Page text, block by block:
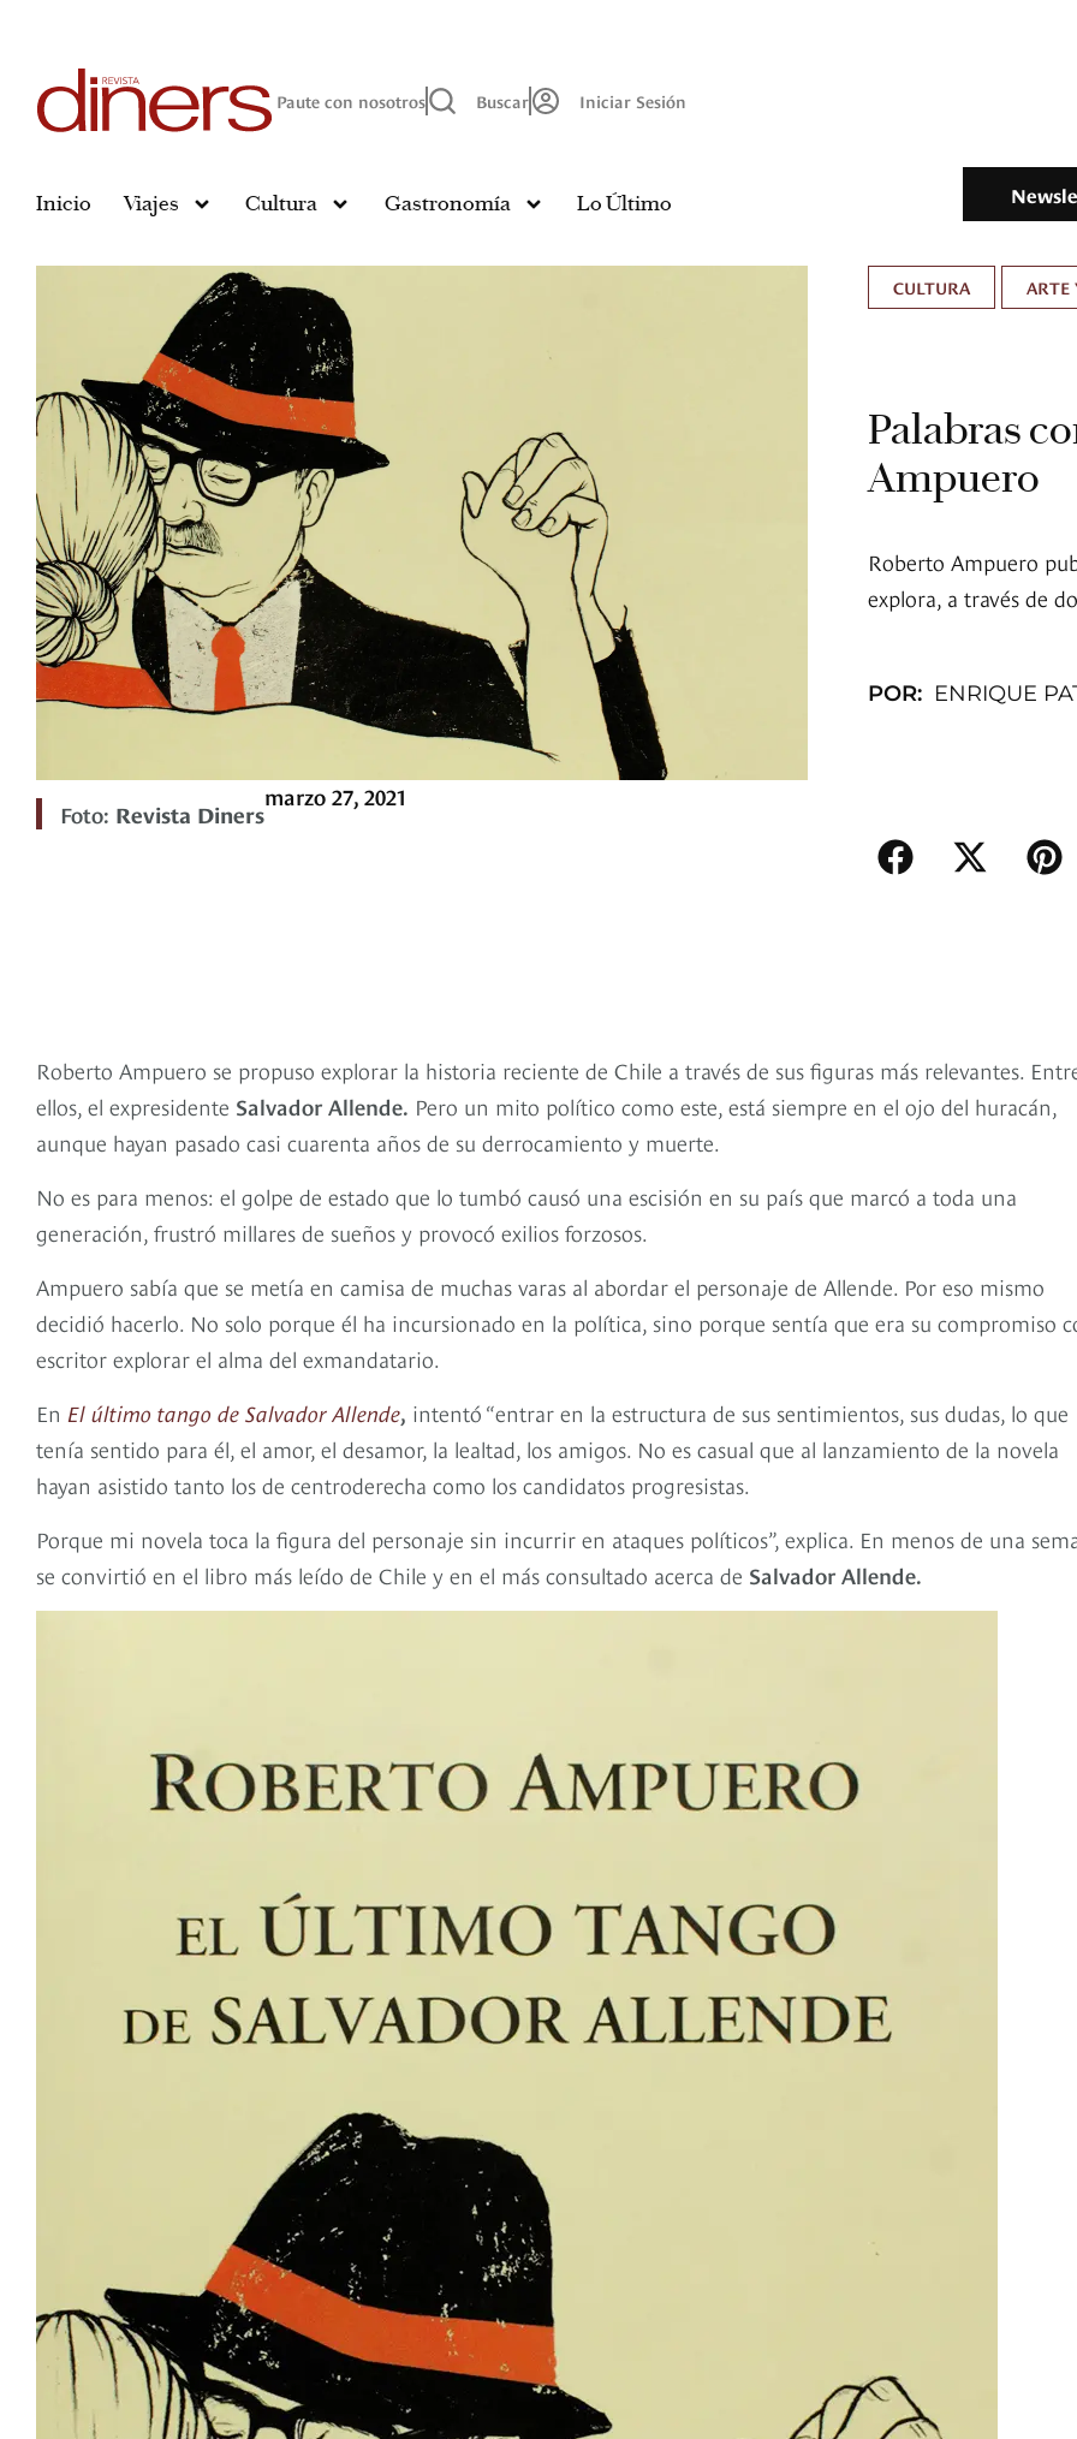
Paute con nosotros Buscar Iniciar Sesión
Inicio Viajes Cultura Gastronomía Lo Último
Foto: Revista Diners
marzo 27, 2021
CULTURA ARTE
Palabras
Ampuero
Roberto Ampuero
explora, a través de
POR: ENRIQUE
Roberto Ampuero se propuso explorar la historia reciente de Chile a través de sus figuras más relevantes.
ellos, el expresidente Salvador Allende. Pero un mito político como este, está siempre en el ojo del huracán,
aunque hayan pasado casi cuarenta años de su derrocamiento y muerte.
No es para menos: el golpe de estado que lo tumbó causó una escisión en su país que marcó a toda una
generación, frustró millares de sueños y provocó exilios forzosos.
Ampuero sabía que se metía en camisa de muchas varas al abordar el personaje de Allende. Por eso mismo
decidió hacerlo. No solo porque él ha incursionado en la política, sino porque sentía que era su compromiso
escritor explorar el alma del exmandatario.
En El último tango de Salvador Allende, intentó “entrar en la estructura de sus sentimientos, sus dudas, lo que
tenía sentido para él, el amor, el desamor, la lealtad, los amigos. No es casual que al lanzamiento de la novela
hayan asistido tanto los de centroderecha como los candidatos progresistas.
Porque mi novela toca la figura del personaje sin incurrir en ataques políticos”, explica. En menos de una
se convirtió en el libro más leído de Chile y en el más consultado acerca de Salvador Allende.